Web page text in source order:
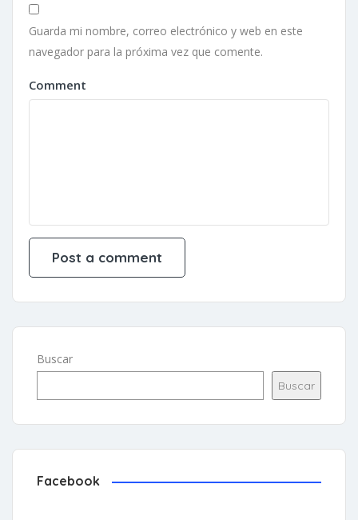
Guarda mi nombre, correo electrónico y web en este
navegador para la próxima vez que comente.
Comment
Buscar
Buscar
Facebook